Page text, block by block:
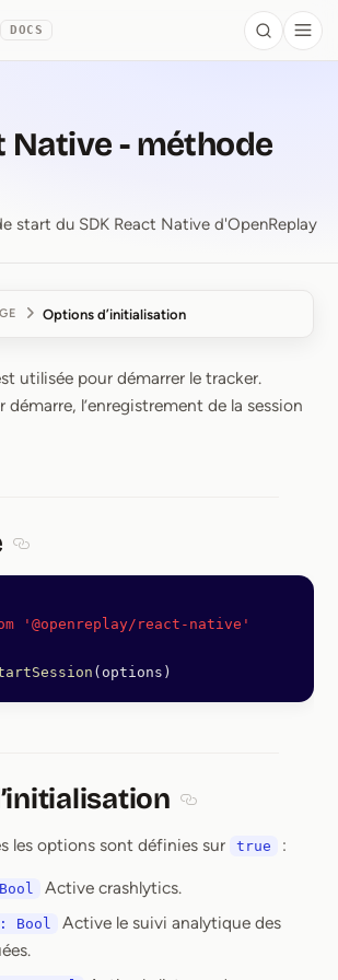
DOCS Search
Native - méthode
start du SDK React Native d'OpenReplay
Options d’initialisation
Native ⁠-⁠
utilisée pour démarrer le tracker.
démarre, l’enregistrement de la session
'@openreplay/react-native'
(options)
les options sont définies sur
true :
Active crashlytics.
Bool
Active le suivi analytique des